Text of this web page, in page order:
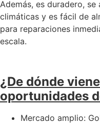
Además, es duradero,
climáticas y es fácil de
para reparaciones
escala.
¿De dónde
oportunidades
Mercado amplio: